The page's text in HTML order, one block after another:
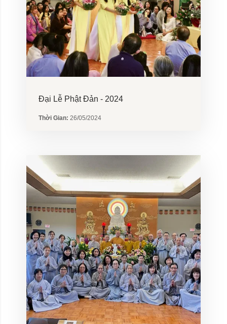
Đại Lễ Phật Đản - 2024
Thời Gian: 26/05/2024